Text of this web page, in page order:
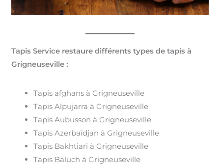
Tapis Service restaure différents types de tapis à
Grigneuseville :
Tapis afghans à Grigneuseville
Tapis Alpujarra à Grigneuseville
Tapis Aubusson à Grigneuseville
Tapis Azerbaïdjan à Grigneuseville
Tapis Bakhtiari à Grigneuseville
Tapis Baluch à Grigneuseville